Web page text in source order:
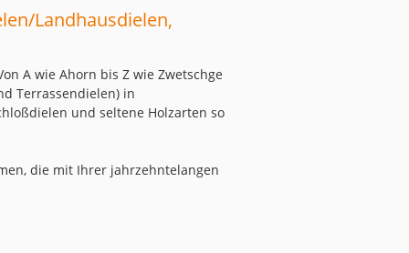
Landhausdielen,
A wie Ahorn bis Z wie Zwetschge
Terrassendielen) in
und seltene Holzarten so
die mit Ihrer jahrzehntelangen